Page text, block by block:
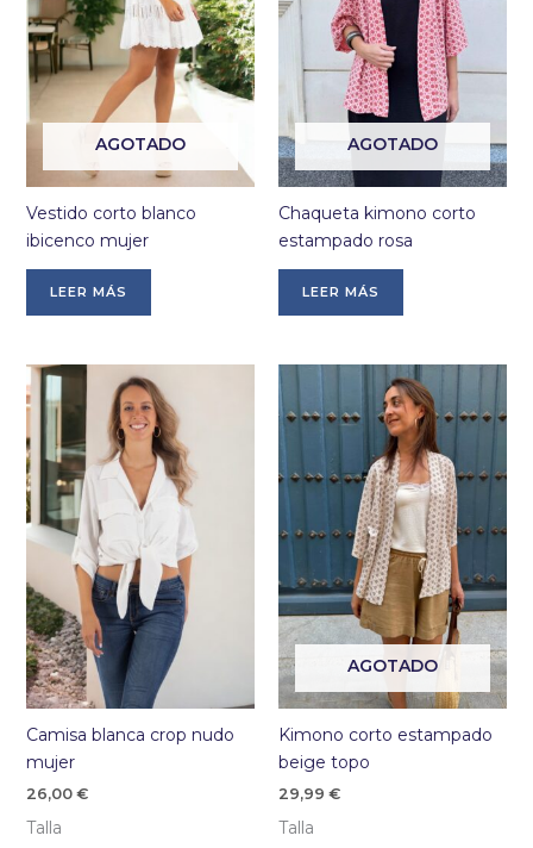
en
la
página
de
producto
AGOTADO
Vestido corto blanco
ibicenco mujer
LEER MÁS
AGOTADO
Chaqueta kimono corto
estampado rosa
LEER MÁS
Camisa blanca crop nudo
mujer
26,00 €
Talla
AGOTADO
Kimono corto estampado
beige topo
29,99 €
Talla